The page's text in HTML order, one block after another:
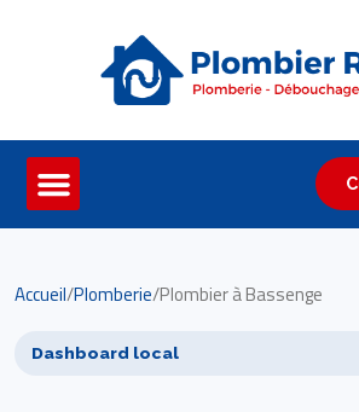
Accueil/Plomberie/Plombier à Bassenge
Dashboard local